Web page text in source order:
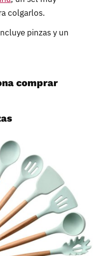
colgarlos.
pinzas y un
comprar